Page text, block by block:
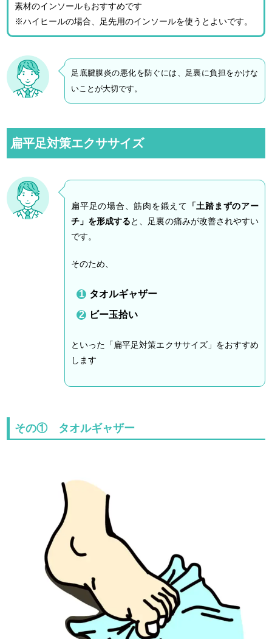
素材のインソールもおすすめです
※ハイヒールの場合、足先用のインソールを使うとよいです。
足底腱膜炎の悪化を防ぐには、足裏に負担をかけな
いことが大切です。
扁平足対策エクササイズ
扁平足の場合、筋肉を鍛えて
「土踏まずのアー
チ」を形成すると、足裏の痛みが改善されやすい
です。
そのため、
タオルギャザー
ビー玉拾い
といった「扁平足対策エクササイズ」をおすすめ
します
その① タオルギャザー